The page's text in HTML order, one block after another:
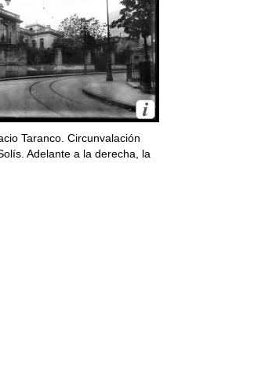
Taranco. Circunvalación
Adelante a la derecha, la